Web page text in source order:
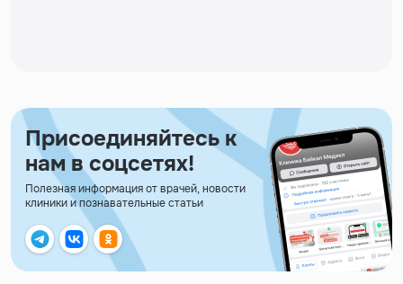
Присоединяйтесь к
нам в соцсетях!
Полезная информация от врачей, новости
клиники и познавательные статьи